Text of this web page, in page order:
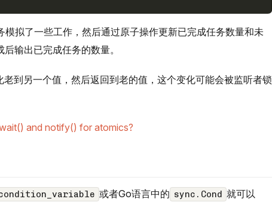
拟了一些工作，然后通过原子操作更新已完成任务数量和未
输出已完成任务的数量。
老到另一个值，然后返回到老的值，这个变化可能会被监听者锁
and notify() for atomics?
或者Go语言中的 sync.Cond 就可以